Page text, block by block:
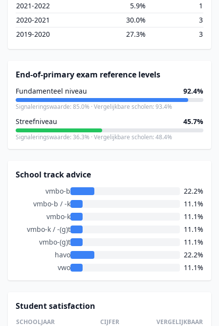
2021-2022
5.9%
1
2020-2021
30.0%
3
2019-2020
27.3% 3
End-of-primary exam reference levels
Fundamenteel niveau 92.4%
Signaleringswaarde: 85.0% · Vergelijkbare scholen: 93.4%
Streefniveau 45.7%
Signaleringswaarde: 36.3% · Vergelijkbare scholen: 48.4%
School track advice
vmbo-b
22.2%
vmbo-b / -k
11.1%
vmbo-k
11.1%
vmbo-k / -(g)t
11.1%
vmbo-(g)t
11.1%
havo
22.2%
vwo
11.1%
Student satisfaction
SCHOOLJAAR CIJFER VERGELIJKBAAR